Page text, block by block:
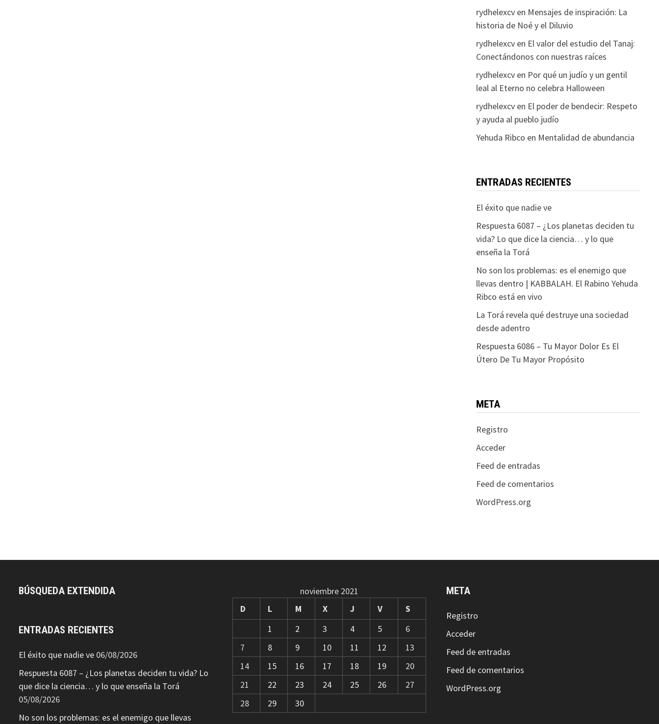
rydhelexcven Mensajes de inspiración: La
historia de Noé y el Diluvio
rydhelexcven El valor del estudio del Tanaj:
Conectándonos con nuestras raíces
rydhelexcven Por qué un judío y un gentil
leal al Eterno no celebra Halloween
rydhelexcven El poder de bendecir: Respeto
y ayuda al pueblo judío
Yehuda Ribco en Mentalidad de abundancia
ENTRADAS RECIENTES
El éxito que nadie ve
Respuesta 6087 – ¿Los planetas deciden tu
vida? Lo que dice la ciencia… y lo que
enseña la Torá
No son los problemas: es el enemigo que
llevas dentro | KABBALAH. El Rabino Yehuda
Ribco está en vivo
La Torá revela qué destruye una sociedad
desde adentro
Respuesta 6086 – Tu Mayor Dolor Es El
Útero De Tu Mayor Propósito
META
Registro
Acceder
Feed de entradas
Feed de comentarios
WordPress.org
BÚSQUEDA EXTENDIDA
ENTRADAS RECIENTES
El éxito que nadie ve 06/08/2026
Respuesta 6087 – ¿Los planetas deciden tu vida? Lo
que dice la ciencia… y lo que enseña la Torá
05/08/2026
No son los problemas: es el enemigo que llevas
noviembre 2021
D
L M X J V
S
1
2 3 4 5
6
7
8 9 10 11 12
13
14
15 16 17 18 19
20
21
22 23 24 25 26
27
28
29 30
META
Registro
Acceder
Feed de entradas
Feed de comentarios
WordPress.org